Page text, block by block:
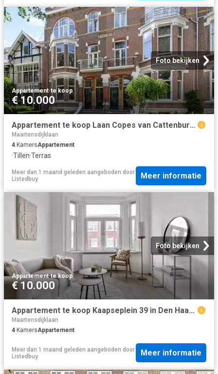
Foto bekijken
Appartement·te koop
€ 10.000
Appartement te koop Laan Copes van Cattenburch 44 F in Den Haa.
Maartensdijklaan
4 KamersAppartement
·Tillen·Terras
Meer dan 1 maand geleden aangeboden door
Listedbuy
Meer informatie
Foto bekijken
Appartement·te koop
€ 10.000
Appartement te koop Kaapseplein 39 in Den Haag voor € 274.500
Maartensdijklaan
4 KamersAppartement
Meer dan 1 maand geleden aangeboden door
Listedbuy
Meer informatie